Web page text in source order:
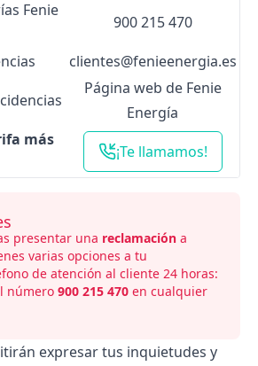
Fenie
900 215 470
clientes@fenieenergia.es
Página web de Fenie
Energía
más
¡Te llamamos!
presentar una reclamación a
varias opciones a tu
de atención al cliente 24 horas:
número 900 215 470 en cualquier
expresar tus inquietudes y